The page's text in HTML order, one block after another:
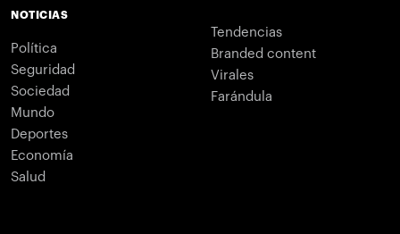
NOTICIAS
Política
Seguridad
Sociedad
Mundo
Deportes
Economía
Salud
Tendencias
Branded content
Virales
Farándula